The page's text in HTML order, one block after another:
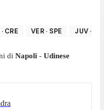
· CRE VER· SPE JUV ·
di Napoli - Udinese